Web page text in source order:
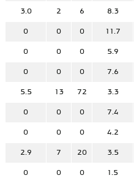
8.3
6
2
3.0
11.7
0
0
0
5.9
0
0
0
7.6
0
0
0
3.3
72
13
5.5
7.4
0
0
0
4.2
0
0
0
3.5
20
7
2.9
1.5
0
0
0